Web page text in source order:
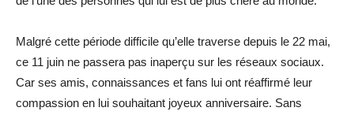
Malgré cette période difficile qu’elle traverse depuis le 22 mai,
ce 11 juin ne passera pas inaperçu sur les réseaux sociaux.
Car ses amis, connaissances et fans lui ont réaffirmé leur
compassion en lui souhaitant joyeux anniversaire. Sans